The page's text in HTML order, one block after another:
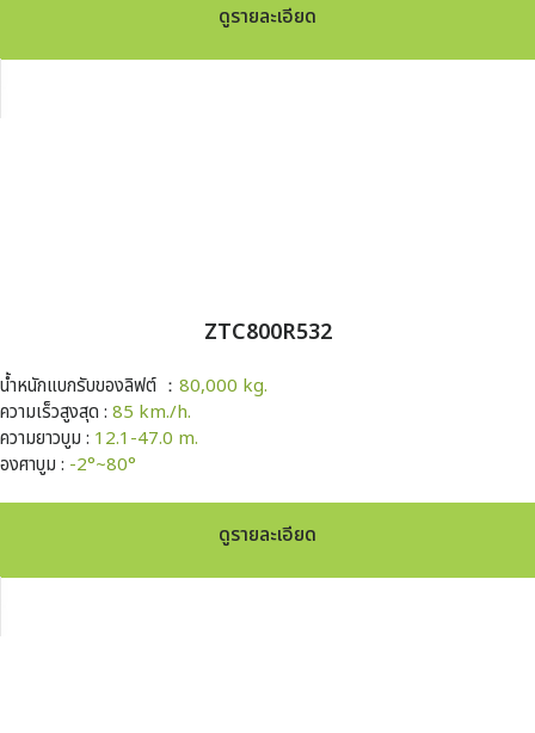
ดูรายละเอียด
ZTC800R532
น้ำหนักแบกรับของลิฟต์ ： 80,000 kg.
ความเร็วสูงสุด : 85 km./h.
ความยาวบูม : 12.1-47.0 m.
องศาบูม : -2°~80°
ดูรายละเอียด